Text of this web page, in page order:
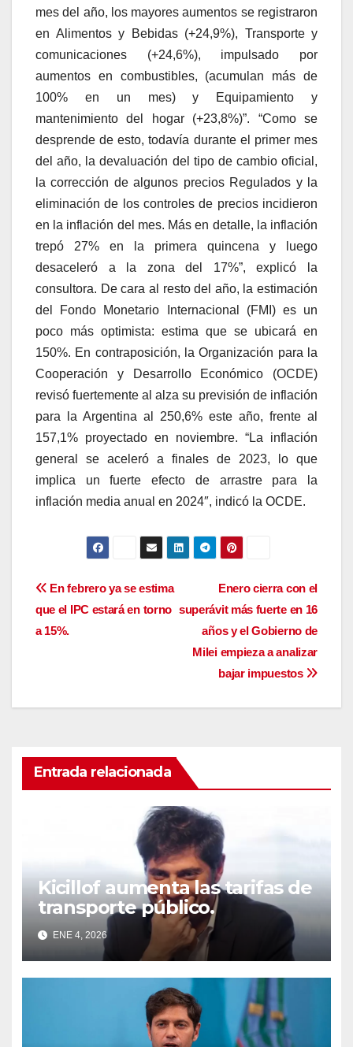
mes del año, los mayores aumentos se registraron
en Alimentos y Bebidas (+24,9%), Transporte y
comunicaciones (+24,6%), impulsado por
aumentos en combustibles, (acumulan más de
100% en un mes) y Equipamiento y
mantenimiento del hogar (+23,8%)”. “Como se
desprende de esto, todavía durante el primer mes
del año, la devaluación del tipo de cambio oficial,
la corrección de algunos precios Regulados y la
eliminación de los controles de precios incidieron
en la inflación del mes. Más en detalle, la inflación
trepó 27% en la primera quincena y luego
desaceleró a la zona del 17%”, explicó la
consultora. De cara al resto del año, la estimación
del Fondo Monetario Internacional (FMI) es un
poco más optimista: estima que se ubicará en
150%. En contraposición, la Organización para la
Cooperación y Desarrollo Económico (OCDE)
revisó fuertemente al alza su previsión de inflación
para la Argentina al 250,6% este año, frente al
157,1% proyectado en noviembre. “La inflación
general se aceleró a finales de 2023, lo que
implica un fuerte efecto de arrastre para la
inflación media anual en 2024″, indicó la OCDE.
Navegación
de
Enero cierra con el
superávit más fuerte en 16
años y el Gobierno de
Milei empieza a analizar
bajar impuestos
En febrero ya se estima
que el IPC estará en torno
a 15%.
Entrada relacionada
Kicillof aumenta las tarifas de
transporte público.
ENE 4, 2026